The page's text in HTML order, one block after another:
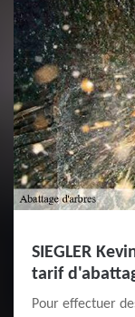
SIEGLER
tarif
Pour effectuer